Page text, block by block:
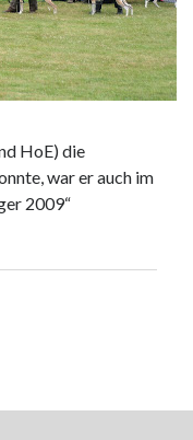
HoE) die
war er auch im
2009“